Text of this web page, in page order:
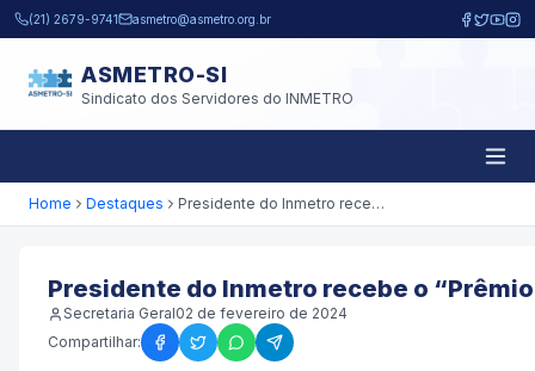
Pular para o conteúdo principal
(21) 2679-9741 asmetro@asmetro.org.br
ASMETRO-SI
Sindicato dos Servidores do INMETRO
Home Destaques Presidente do Inmetro recebe o “Prêmio do Mérito Ambiental 2023”.
Presidente do Inmetro recebe o
Secretaria Geral02 de fevereiro de 2024
Compartilhar: